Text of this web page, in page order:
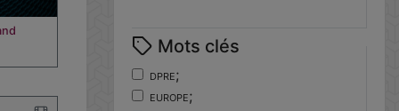
Mots clés
dpre;
europe;